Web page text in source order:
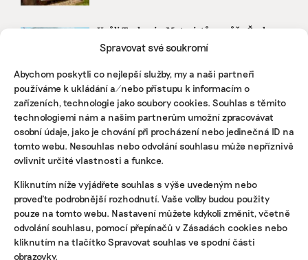
Spravovat své soukromí
Abychom poskytli co nejlepší služby, my a naši partneři
používáme k ukládání a/nebo přístupu k informacím o
zařízeních, technologie jako soubory cookies. Souhlas s těmito
technologiemi nám a našim partnerům umožní zpracovávat
osobní údaje, jako je chování při procházení nebo jedinečná ID na
tomto webu. Nesouhlas nebo odvolání souhlasu může nepříznivě
ovlivnit určité vlastnosti a funkce.
Kliknutím níže vyjádřete souhlas s výše uvedeným nebo
proveďte podrobnější rozhodnutí. Vaše volby budou použity
pouze na tomto webu. Nastavení můžete kdykoli změnit, včetně
odvolání souhlasu, pomocí přepínačů v Zásadách cookies nebo
kliknutím na tlačítko Spravovat souhlas ve spodní části
obrazovky.
Kvůli Turkovi a Motoristům může Česko
přijít o desítky miliard. Ve hře jsou
akcelerační zóny i povolenky
STÁHNĚTE SI NAŠE E-BOOKY